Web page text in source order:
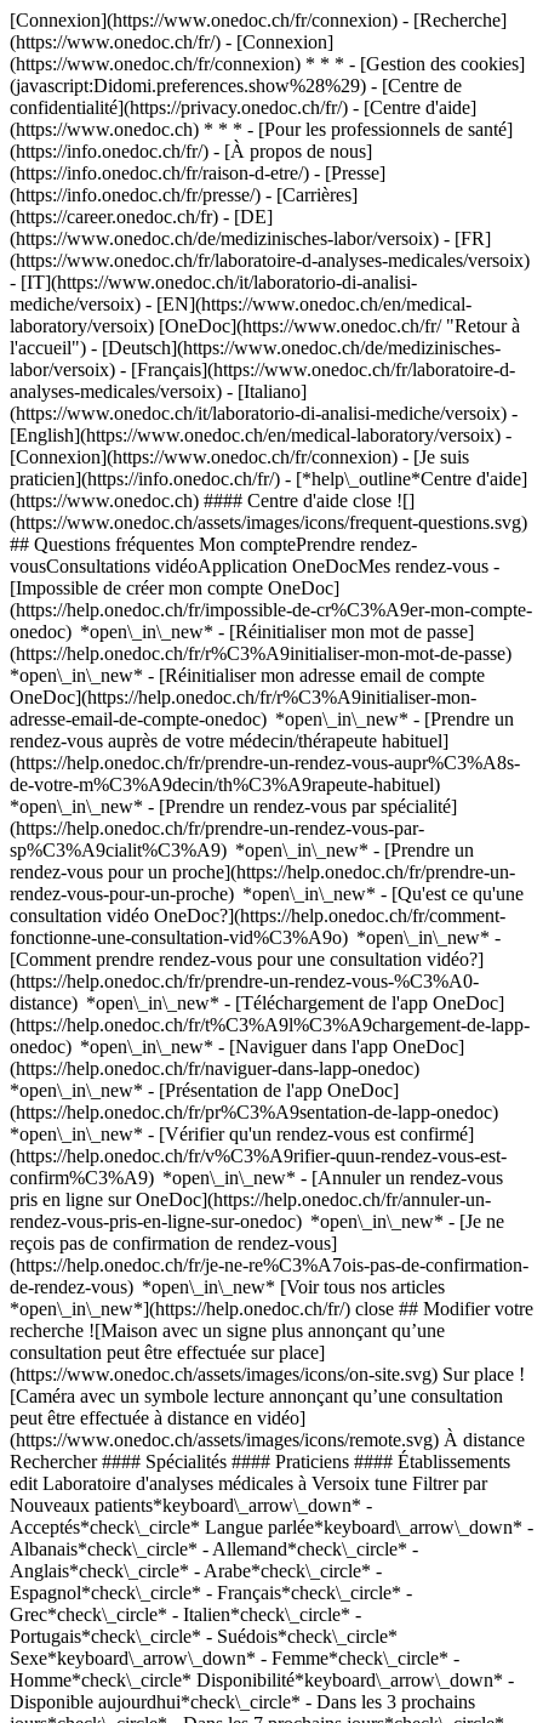
[Connexion](https://www.onedoc.ch/fr/connexion) - [Recherche]
(https://www.onedoc.ch/fr/) - [Connexion]
(https://www.onedoc.ch/fr/connexion) * * * - [Gestion des cookies]
(javascript:Didomi.preferences.show%28%29) - [Centre de
confidentialité](https://privacy.onedoc.ch/fr/) - [Centre d'aide]
(https://www.onedoc.ch) * * * - [Pour les professionnels de santé]
(https://info.onedoc.ch/fr/) - [À propos de nous]
(https://info.onedoc.ch/fr/raison-d-etre/) - [Presse]
(https://info.onedoc.ch/fr/presse/) - [Carrières]
(https://career.onedoc.ch/fr) - [DE]
(https://www.onedoc.ch/de/medizinisches-labor/versoix) - [FR]
(https://www.onedoc.ch/fr/laboratoire-d-analyses-medicales/versoix)
- [IT](https://www.onedoc.ch/it/laboratorio-di-analisi-
mediche/versoix) - [EN](https://www.onedoc.ch/en/medical-
laboratory/versoix) [OneDoc](https://www.onedoc.ch/fr/ "Retour à
l'accueil") - [Deutsch](https://www.onedoc.ch/de/medizinisches-
labor/versoix) - [Français](https://www.onedoc.ch/fr/laboratoire-d-
analyses-medicales/versoix) - [Italiano]
(https://www.onedoc.ch/it/laboratorio-di-analisi-mediche/versoix) -
[English](https://www.onedoc.ch/en/medical-laboratory/versoix) -
[Connexion](https://www.onedoc.ch/fr/connexion) - [Je suis
praticien](https://info.onedoc.ch/fr/) - [*help\_outline*Centre d'aide]
(https://www.onedoc.ch) #### Centre d'aide close ![]
(https://www.onedoc.ch/assets/images/icons/frequent-questions.svg)
## Questions fréquentes Mon comptePrendre rendez-
vousConsultations vidéoApplication OneDocMes rendez-vous -
[Impossible de créer mon compte OneDoc]
(https://help.onedoc.ch/fr/impossible-de-cr%C3%A9er-mon-compte-
onedoc) *open\_in\_new* - [Réinitialiser mon mot de passe]
(https://help.onedoc.ch/fr/r%C3%A9initialiser-mon-mot-de-passe)
*open\_in\_new* - [Réinitialiser mon adresse email de compte
OneDoc](https://help.onedoc.ch/fr/r%C3%A9initialiser-mon-
adresse-email-de-compte-onedoc) *open\_in\_new* - [Prendre un
rendez-vous auprès de votre médecin/thérapeute habituel]
(https://help.onedoc.ch/fr/prendre-un-rendez-vous-aupr%C3%A8s-
de-votre-m%C3%A9decin/th%C3%A9rapeute-habituel)
*open\_in\_new* - [Prendre un rendez-vous par spécialité]
(https://help.onedoc.ch/fr/prendre-un-rendez-vous-par-
sp%C3%A9cialit%C3%A9) *open\_in\_new* - [Prendre un
rendez-vous pour un proche](https://help.onedoc.ch/fr/prendre-un-
rendez-vous-pour-un-proche) *open\_in\_new* - [Qu'est ce qu'une
consultation vidéo OneDoc?](https://help.onedoc.ch/fr/comment-
fonctionne-une-consultation-vid%C3%A9o) *open\_in\_new* -
[Comment prendre rendez-vous pour une consultation vidéo?]
(https://help.onedoc.ch/fr/prendre-un-rendez-vous-%C3%A0-
distance) *open\_in\_new* - [Téléchargement de l'app OneDoc]
(https://help.onedoc.ch/fr/t%C3%A9l%C3%A9chargement-de-lapp-
onedoc) *open\_in\_new* - [Naviguer dans l'app OneDoc]
(https://help.onedoc.ch/fr/naviguer-dans-lapp-onedoc)
*open\_in\_new* - [Présentation de l'app OneDoc]
(https://help.onedoc.ch/fr/pr%C3%A9sentation-de-lapp-onedoc)
*open\_in\_new* - [Vérifier qu'un rendez-vous est confirmé](https://help.onedoc.ch/fr/v%C3%A9rifier-quun-rendez-vous-est-confirm%C3%A9) *open\_in\_new* - [Annuler un rendez-vous pris en ligne sur OneDoc](https://help.onedoc.ch/fr/annuler-un-rendez-vous-pris-en-ligne-sur-onedoc) *open\_in\_new* - [Je ne reçois pas de confirmation de rendez-vous](https://help.onedoc.ch/fr/je-ne-re%C3%A7ois-pas-de-confirmation-de-rendez-vous) *open\_in\_new* [Voir tous nos articles *open\_in\_new*](https://help.onedoc.ch/fr/) close ## Modifier votre recherche ![Maison avec un signe plus annonçant qu’une consultation peut être effectuée sur place](https://www.onedoc.ch/assets/images/icons/on-site.svg) Sur place ![Caméra avec un symbole lecture annonçant qu’une consultation peut être effectuée à distance en vidéo](https://www.onedoc.ch/assets/images/icons/remote.svg) À distance Rechercher #### Spécialités #### Praticiens #### Établissements edit Laboratoire d'analyses médicales à Versoix tune Filtrer par Nouveaux patients*keyboard\_arrow\_down* - Acceptés*check\_circle* Langue parlée*keyboard\_arrow\_down* - Albanais*check\_circle* - Allemand*check\_circle* - Anglais*check\_circle* - Arabe*check\_circle* - Espagnol*check\_circle* - Français*check\_circle* - Grec*check\_circle* - Italien*check\_circle* - Portugais*check\_circle* - Suédois*check\_circle* Sexe*keyboard\_arrow\_down* - Femme*check\_circle* - Homme*check\_circle* Disponibilité*keyboard\_arrow\_down* - Disponible aujourdhui*check\_circle* - Dans les 3 prochains jours*check\_circle* - Dans les 7 prochains jours*check\_circle* - Dans les 14 prochains jours*check\_circle* # Laboratoire d'analyses médicales à Versoix: prenez rendez-vous en ligne aujourd'hui ## 1 résultat à Versoix [![LaboMGD Versoix, laboratoire d'analyse à Versoix](https://assets.onedoc.ch/images/entities/87d44214e3626f0b80afc208de4ed3c1a0365b8c4acfe530cf0f0a0aee78c8e3-small.jpg "LaboMGD Versoix, laboratoire d'analyse à Versoix")](https://www.onedoc.ch/fr/laboratoire-d-analyse/versoix/e126/labomgd-versoix) ### [LaboMGD Versoix](https://www.onedoc.ch/fr/laboratoire-d-analyse/versoix/e126/labomgd-versoix) ![Badge indiquant un profil vérifié](https://www.onedoc.ch/assets/images/icons/checkmark.svg) Laboratoire d'analyse Rampe de la Gare 1 1290 Versoix ![Icône patient avec un signe plus annonçant que le professionnel accepte de nouveaux patients](https://www.onedoc.ch/assets/images/icons/new-patients.svg)Accepte les nouveaux patients [Réserver un RDV](https://www.onedoc.ch/fr/laboratoire-d-analyse/versoix/e126/labomgd-versoix) *chevron\_left* lun. 03 août *chevron\_right* Voir plus de rendez-vous *error\_outline* Une erreur s'est produite lors du chargement des disponibilités [Réessayer](https://www.onedoc.ch) ## __Laboratoire d'analyses médicales__: d'autres spécialistes sont réservables en ligne dans les environs de __Versoix__ [![Laboratoire Cornavin, laboratoire d'analyse à Genève](https://assets.onedoc.ch/images/entities/abe945a11418caf1e398a6903612be76aa8882d8f59fff8b5a1e5f0f7b02aa45-small.png "Laboratoire Cornavin, laboratoire d'analyse à Genève")](https://www.onedoc.ch/fr/laboratoire-d-analyse/geneve/e68i/laboratoire-cornavin) ### [Laboratoire Cornavin](https://www.onedoc.ch/fr/laboratoire-d-analyse/geneve/e68i/laboratoire-cornavin) ![Badge indiquant un profil vérifié](https://www.onedoc.ch/assets/images/icons/checkmark.svg) Laboratoire d'analyse Rue de Lausanne 36 1201 Genève ![Icône patient avec un signe plus annonçant que le professionnel accepte de nouveaux patients](https://www.onedoc.ch/assets/images/icons/new-patients.svg)Accepte les nouveaux patients [Réserver un RDV](https://www.onedoc.ch/fr/laboratoire-d-analyse/geneve/e68i/laboratoire-cornavin) *chevron\_left* lun. 03 août *chevron\_right* Voir plus de rendez-vous *error\_outline* Une erreur s'est produite lors du chargement des disponibilités [Réessayer](https://www.onedoc.ch) [![Centre de prélèvement et de vaccination, laboratoire d'analyses médicales à Genève](https://assets.onedoc.ch/images/users/3acd0299f93df6b7f15a27ae4de66b2cc01fbf91c21b8e086c683d47d9b0f97e-small.png "Centre de prélèvement et de vaccination, laboratoire d'analyses médicales à Genève")](https://www.onedoc.ch/fr/laboratoire-d-analyses-medicales/geneve/pcrvu/centre-de-prelevement-et-de-vaccination) ### [Centre de prélèvement et de vaccination](https://www.onedoc.ch/fr/laboratoire-d-analyses-medicales/geneve/pcrvu/centre-de-prelevement-et-de-vaccination) ![Badge indiquant un profil vérifié](https://www.onedoc.ch/assets/images/icons/checkmark.svg) [Laboratoire d'analyses médicales](https://www.onedoc.ch/fr/laboratoire-d-analyses-medicales/geneve) [Centre Médical Croix d'Or](https://www.onedoc.ch/fr/centre-medical/geneve/ebae1/centre-medical-croix-d-or) Rue de la Croix-d'Or 7 1204 Genève ![Icône patient avec un signe plus annonçant que le professionnel accepte de nouveaux patients](https://www.onedoc.ch/assets/images/icons/new-patients.svg)Accepte les nouveaux patients [Réserver un RDV](https://www.onedoc.ch/fr/laboratoire-d-analyses-medicales/geneve/pcrvu/centre-de-prelevement-et-de-vaccination) *chevron\_left* lun. 03 août *chevron\_right* Voir plus de rendez-vous *error\_outline* Une erreur s'est produite lors du chargement des disponibilités [Réessayer](https://www.onedoc.ch) [![Centre de perfusion, laboratoire d'analyses médicales à Genève](https://assets.onedoc.ch/images/users/740eba22f369c9307e7c282cd9f7b147e2c2dcbb125f95f608d5423af8adaab1-small.png "Centre de perfusion, laboratoire d'analyses médicales à Genève")](https://www.onedoc.ch/fr/laboratoire-d-analyses-medicales/geneve/pcrvv/centre-de-perfusion) ### [Centre de perfusion](https://www.onedoc.ch/fr/laboratoire-d-analyses-medicales/geneve/pcrvv/centre-de-perfusion) ![Badge indiquant un profil vérifié](https://www.onedoc.ch/assets/images/icons/checkmark.svg) [Laboratoire d'analyses médicales](https://www.onedoc.ch/fr/laboratoire-d-analyses-medicales/geneve) [Centre Médical Croix d'Or](https://www.onedoc.ch/fr/centre-medical/geneve/ebae1/centre-medical-croix-d-or) Rue de la Croix-d'Or 7 1204 Genève ![Icône patient avec un signe plus annonçant que le professionnel accepte de nouveaux patients](https://www.onedoc.ch/assets/images/icons/new-patients.svg)Accepte les nouveaux patients [Réserver un RDV](https://www.onedoc.ch/fr/laboratoire-d-analyses-medicales/geneve/pcrvv/centre-de-perfusion) *chevron\_left* lun. 03 août *chevron\_right* Voir plus de rendez-vous *error\_outline* Une erreur s'est produite lors du chargement des disponibilités [Réessayer](https://www.onedoc.ch) [![Labor Team Genève - Centre de prélèvement Verdaine, laboratoire d'analyse à Genève](https://assets.onedoc.ch/images/entities/562c1d6fd8ee6748a55fdddc6dbd5fc2b6598ba694967b5bfdd5d08f86aaaef9-small.png "Labor Team Genève - Centre de prélèvement Verdaine, laboratoire d'analyse à Genève")](https://www.onedoc.ch/fr/laboratoire-d-analyse/geneve/ebcvz/labor-team-geneve-centre-de-prelevement-verdaine) ### [Labor Team Genève - Centre de prélèvement Verdaine](https://www.onedoc.ch/fr/laboratoire-d-analyse/geneve/ebcvz/labor-team-geneve-centre-de-prelevement-verdaine) ![Badge indiquant un profil vérifié](https://www.onedoc.ch/assets/images/icons/checkmark.svg) Laboratoire d'analyse Rue Verdaine 12 1204 Genève ![Icône patient avec un signe plus annonçant que le professionnel accepte de nouveaux patients](https://www.onedoc.ch/assets/images/icons/new-patients.svg)Accepte les nouveaux patients [Réserver un RDV](https://www.onedoc.ch/fr/laboratoire-d-analyse/geneve/ebcvz/labor-team-geneve-centre-de-prelevement-verdaine) [![Laboratoire Champel, laboratoire d'analyse à Genève](https://assets.onedoc.ch/images/entities/bbd60fb345ce581f87f505633ae740b2a10814ecb2bf895d38e1a96b24dbd5bf-small.png "Laboratoire Champel, laboratoire d'analyse à Genève")](https://www.onedoc.ch/fr/laboratoire-d-analyse/geneve/e97r/laboratoire-champel) ### [Laboratoire Champel](https://www.onedoc.ch/fr/laboratoire-d-analyse/geneve/e97r/laboratoire-champel) ![Badge indiquant un profil vérifié](https://www.onedoc.ch/assets/images/icons/checkmark.svg) Laboratoire d'analyse Rue Emile-Yung 1 1205 Genève ![Icône patient avec un signe plus annonçant que le professionnel accepte de nouveaux patients](https://www.onedoc.ch/assets/images/icons/new-patients.svg)Accepte les nouveaux patients [Réserver un RDV](https://www.onedoc.ch/fr/laboratoire-d-analyse/geneve/e97r/laboratoire-champel) [![Centre de prélèvement, laboratoire d'analyses médicales à Genève](https://assets.onedoc.ch/images/users/276059c8eade81968a589986118976af9343df76cdf39c35b7a7bf02bba63983-small.png "Centre de prélèvement, laboratoire d'analyses médicales à Genève")](https://www.onedoc.ch/fr/laboratoire-d-analyses-medicales/geneve/pcmxg/centre-de-prelevement) ### [Centre de prélèvement](https://www.onedoc.ch/fr/laboratoire-d-analyses-medicales/geneve/pcmxg/centre-de-prelevement) [Laboratoire d'analyses médicales](https://www.onedoc.ch/fr/laboratoire-d-analyses-medicales/geneve) [Permanence Médico-Chirurgicale Rond-Point Plainpalais](https://www.onedoc.ch/fr/cabinet-medical/geneve/e71u/permanence-medico-chirurgicale-rond-point-plainpalais) Rue de Carouge 17 1205 Genève ![Icône patient avec un signe plus annonçant que le professionnel accepte de nouveaux patients](https://www.onedoc.ch/assets/images/icons/new-patients.svg)Accepte les nouveaux patients [Réserver un RDV](https://www.onedoc.ch/fr/laboratoire-d-analyses-medicales/geneve/pcmxg/centre-de-prelevement) [![Centre de perfusion, laboratoire d'analyses médicales à Genève](https://assets.onedoc.ch/images/users/bc7c46c3c2472fc9887c7ddde409d5bafaf3aa575bc59482b88abf7b7d7938d5-small.png "Centre de perfusion, laboratoire d'analyses médicales à Genève")](https://www.onedoc.ch/fr/laboratoire-d-analyses-medicales/geneve/pcmxf/centre-de-perfusion) ### [Centre de perfusion](https:/